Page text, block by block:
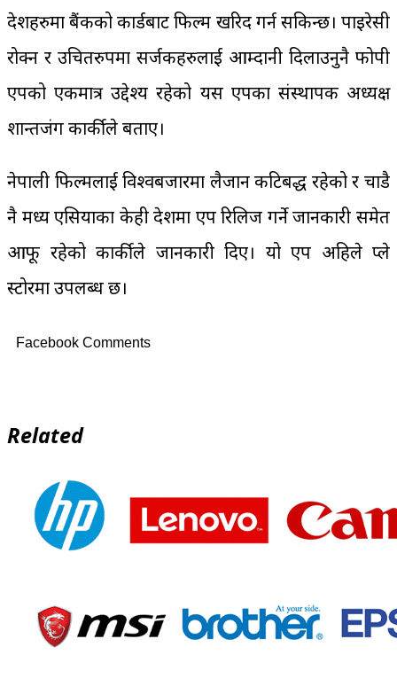
देशहरुमा बैंकको कार्डबाट फिल्म खरिद गर्न सकिन्छ। पाइरेसी
रोक्न र उचितरुपमा सर्जकहरुलाई आम्दानी दिलाउनुनै फोपी
एपको एकमात्र उद्देश्य रहेको यस एपका संस्थापक अध्यक्ष
प्रशान्तजंग कार्कीले बताए।
नेपाली फिल्मलाई विश्वबजारमा लैजान कटिबद्ध रहेको र चाडै
नै मध्य एसियाका केही देशमा एप रिलिज गर्ने जानकारी समेत
आफू रहेको कार्कीले जानकारी दिए। यो एप अहिले प्ले
स्टोरमा उपलब्ध छ।
Facebook Comments
Related